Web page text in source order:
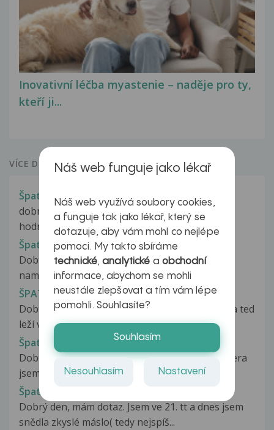
Inovativní léčba myastenie – naděje pro ty,
kteří ji...
VÍCE DOTAZŮ Z PORADNY
Špatné jaterní testy
dobrý den byla jsem na odběrech a vyšli mi tyto
hodnoty bil 9,4 b.kont.2,9 alt...
Špatné jaterní testy a vstup do AČR
Dobrý den Při vyšetření ve VN Olomouc mi byly
naměřeny zvýšené hodnoty AST...
ŠPATNÉ JATERNÍ TESTY V TĚHOTNESTVÍ
Dobrý den, prosím Vás o radu. Moje kamarádka ted
leží v nemocnici, a proto...
Špatné jídlo
Dobrý den, jsem v pátém týdnu těhotenství. Včera
jsem byla na návštěve u kamarádky...
Špatné jídlo v těhotenství
Dobrý den, mám dotaz. Jsem ve 21. tt a dnes jsem
snědla zkyslé máslo( tedy nejspíš...
Náš web funguje jako lékař
Náš web využívá soubory cookies,
a funguje tak jako lékař, který se
dotazuje, aby vám mohl co nejlépe
pomoci. My takto sbíráme
technické,analytické a obchodní
informace, abychom se mohli
neustále zlepšovat a tím vám lépe
pomohli. Souhlasíte?
Souhlasím
Nesouhlasím Nastavení